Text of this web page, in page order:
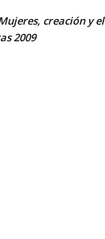
creación y el
2009